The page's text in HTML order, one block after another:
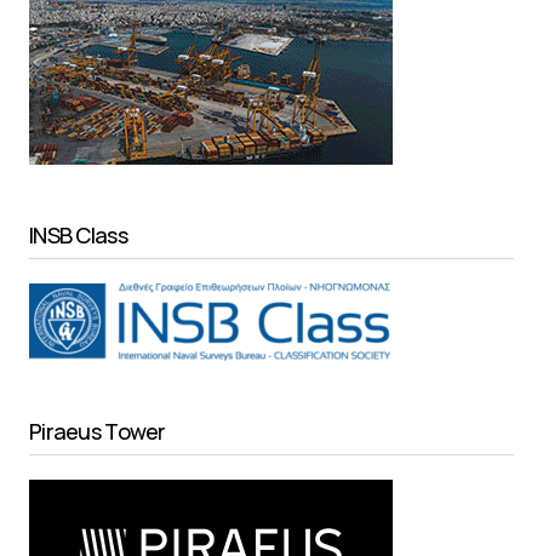
INSB Class
Piraeus Tower